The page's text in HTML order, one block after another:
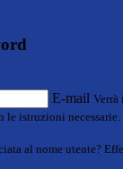
E-mail Verrà
istruzioni necessarie.
al nome utente?